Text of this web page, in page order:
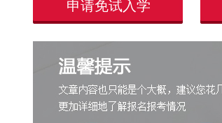
申请免试入学